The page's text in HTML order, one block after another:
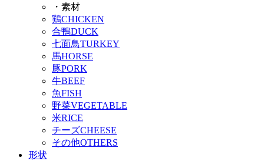
・素材
鶏CHICKEN
合鴨DUCK
七面鳥TURKEY
馬HORSE
豚PORK
牛BEEF
魚FISH
野菜VEGETABLE
米RICE
チーズCHEESE
その他OTHERS
形状